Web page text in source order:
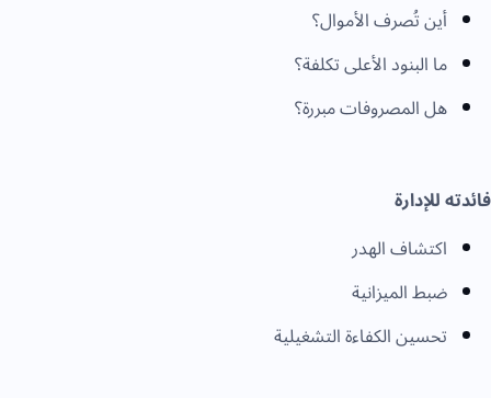
أين تُصرف الأموال؟
ما البنود الأعلى تكلفة؟
هل المصروفات مبررة؟
فائدته للإدارة
اكتشاف الهدر
ضبط الميزانية
تحسين الكفاءة التشغيلية